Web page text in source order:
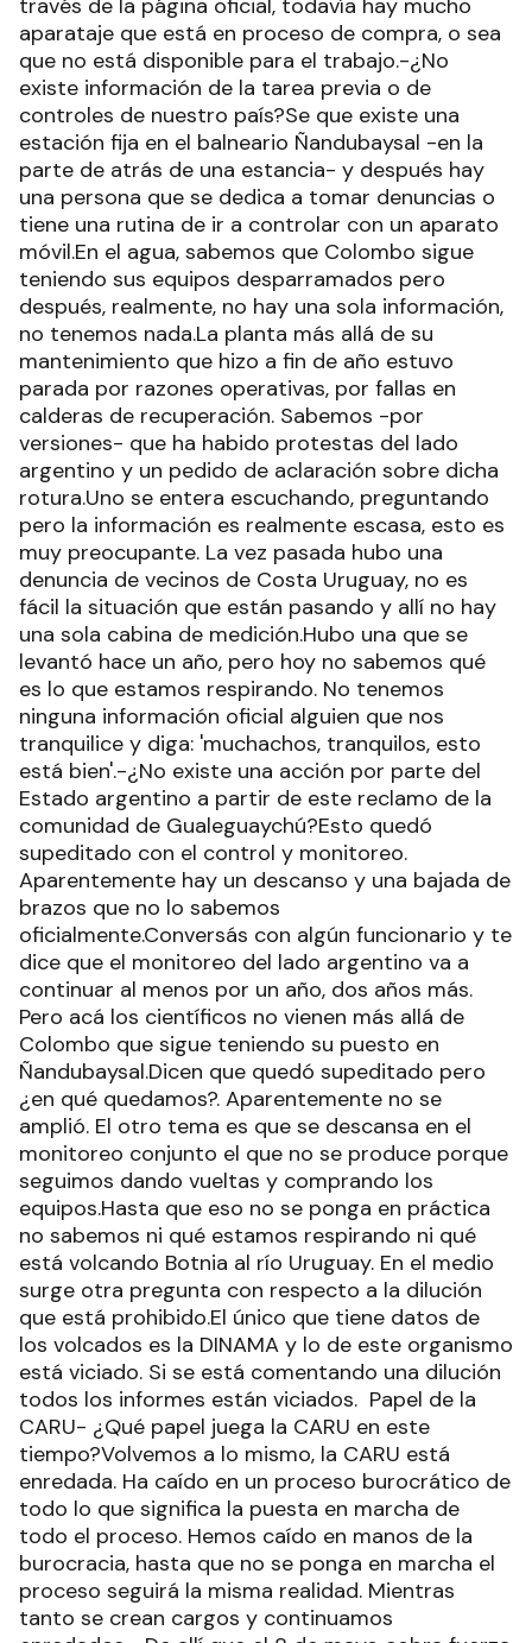
través de la página oficial, todavía hay mucho
aparataje que está en proceso de compra, o sea
que no está disponible para el trabajo.-¿No
existe información de la tarea previa o de
controles de nuestro país?Se que existe una
estación fija en el balneario Ñandubaysal -en la
parte de atrás de una estancia- y después hay
una persona que se dedica a tomar denuncias o
tiene una rutina de ir a controlar con un aparato
móvil.En el agua, sabemos que Colombo sigue
teniendo sus equipos desparramados pero
después, realmente, no hay una sola información,
no tenemos nada.La planta más allá de su
mantenimiento que hizo a fin de año estuvo
parada por razones operativas, por fallas en
calderas de recuperación. Sabemos -por
versiones- que ha habido protestas del lado
argentino y un pedido de aclaración sobre dicha
rotura.Uno se entera escuchando, preguntando
pero la información es realmente escasa, esto es
muy preocupante. La vez pasada hubo una
denuncia de vecinos de Costa Uruguay, no es
fácil la situación que están pasando y allí no hay
una sola cabina de medición.Hubo una que se
levantó hace un año, pero hoy no sabemos qué
es lo que estamos respirando. No tenemos
ninguna información oficial alguien que nos
tranquilice y diga: 'muchachos, tranquilos, esto
está bien'.-¿No existe una acción por parte del
Estado argentino a partir de este reclamo de la
comunidad de Gualeguaychú?Esto quedó
supeditado con el control y monitoreo.
Aparentemente hay un descanso y una bajada de
brazos que no lo sabemos
oficialmente.Conversás con algún funcionario y te
dice que el monitoreo del lado argentino va a
continuar al menos por un año, dos años más.
Pero acá los científicos no vienen más allá de
Colombo que sigue teniendo su puesto en
Ñandubaysal.Dicen que quedó supeditado pero
¿en qué quedamos?. Aparentemente no se
amplió. El otro tema es que se descansa en el
monitoreo conjunto el que no se produce porque
seguimos dando vueltas y comprando los
equipos.Hasta que eso no se ponga en práctica
no sabemos ni qué estamos respirando ni qué
está volcando Botnia al río Uruguay. En el medio
surge otra pregunta con respecto a la dilución
que está prohibido.El único que tiene datos de
los volcados es la DINAMA y lo de este organismo
está viciado. Si se está comentando una dilución
todos los informes están viciados. Papel de la
CARU- ¿Qué papel juega la CARU en este
tiempo?Volvemos a lo mismo, la CARU está
enredada. Ha caído en un proceso burocrático de
todo lo que significa la puesta en marcha de
todo el proceso. Hemos caído en manos de la
burocracia, hasta que no se ponga en marcha el
proceso seguirá la misma realidad. Mientras
tanto se crean cargos y continuamos